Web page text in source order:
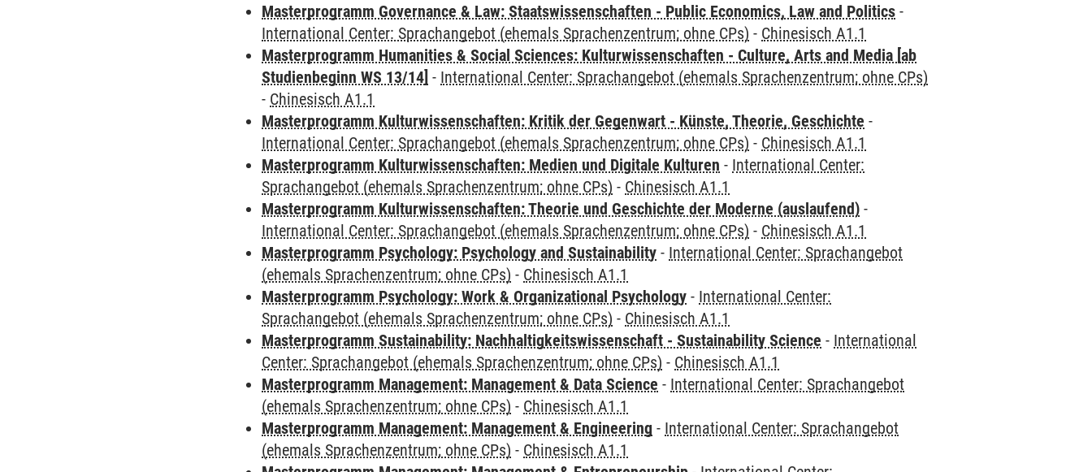
Masterprogramm Governance & Law: Staatswissenschaften - Public Economics, Law and Politics -
International Center: Sprachangebot (ehemals Sprachenzentrum; ohne CPs) - Chinesisch A1.1
Masterprogramm Humanities & Social Sciences: Kulturwissenschaften - Culture, Arts and Media [ab
Studienbeginn WS 13/14] - International Center: Sprachangebot (ehemals Sprachenzentrum; ohne CPs)
- Chinesisch A1.1
Masterprogramm Kulturwissenschaften: Kritik der Gegenwart - Künste, Theorie, Geschichte -
International Center: Sprachangebot (ehemals Sprachenzentrum; ohne CPs) - Chinesisch A1.1
Masterprogramm Kulturwissenschaften: Medien und Digitale Kulturen - International Center:
Sprachangebot (ehemals Sprachenzentrum; ohne CPs) - Chinesisch A1.1
Masterprogramm Kulturwissenschaften: Theorie und Geschichte der Moderne (auslaufend) -
International Center: Sprachangebot (ehemals Sprachenzentrum; ohne CPs) - Chinesisch A1.1
Masterprogramm Psychology: Psychology and Sustainability - International Center: Sprachangebot
(ehemals Sprachenzentrum; ohne CPs) - Chinesisch A1.1
Masterprogramm Psychology: Work & Organizational Psychology - International Center:
Sprachangebot (ehemals Sprachenzentrum; ohne CPs) - Chinesisch A1.1
Masterprogramm Sustainability: Nachhaltigkeitswissenschaft - Sustainability Science - International
Center: Sprachangebot (ehemals Sprachenzentrum; ohne CPs) - Chinesisch A1.1
Masterprogramm Management: Management & Data Science - International Center: Sprachangebot
(ehemals Sprachenzentrum; ohne CPs) - Chinesisch A1.1
Masterprogramm Management: Management & Engineering - International Center: Sprachangebot
(ehemals Sprachenzentrum; ohne CPs) - Chinesisch A1.1